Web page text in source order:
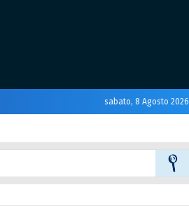
sabato, 8 Agosto 2026